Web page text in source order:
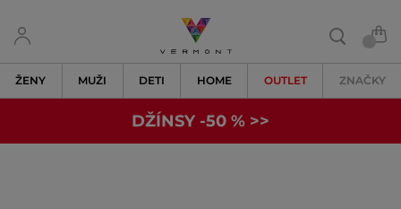
ŽENY MUŽI DETI HOME OUTLET ZNAČKY
DŽÍNSY -50 % >>